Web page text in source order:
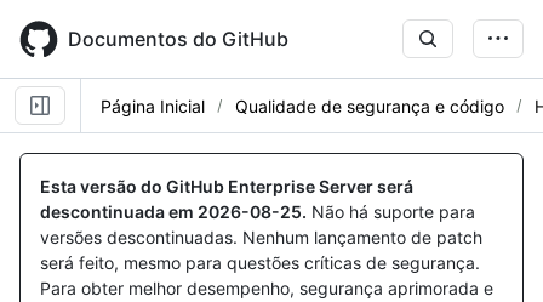
main
content
Documentos do GitHub
Página Inicial Qualidade de segurança e código
Esta versão do GitHub Enterprise Server será
descontinuada em 2026-08-25. Não há suporte para
versões descontinuadas. Nenhum lançamento de patch
será feito, mesmo para questões críticas de segurança.
Para obter melhor desempenho, segurança aprimorada e